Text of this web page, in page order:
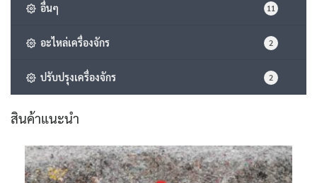
อื่นๆ 11
อะไหล่เครื่องจักร 2
ปรับปรุงเครื่องจักร 2
สินค้าแนะนำ